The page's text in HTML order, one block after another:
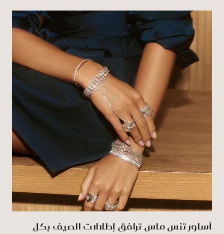
أساور تنس ماس ترافق إطلالات الصيف بكل